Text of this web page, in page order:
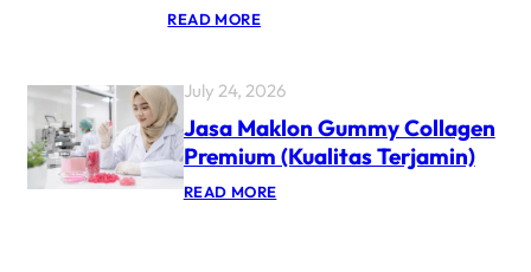
READ MORE
July 24, 2026
Jasa Maklon Gummy Collagen
Premium (Kualitas Terjamin)
READ MORE